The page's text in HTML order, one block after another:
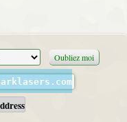
Oubliez moi